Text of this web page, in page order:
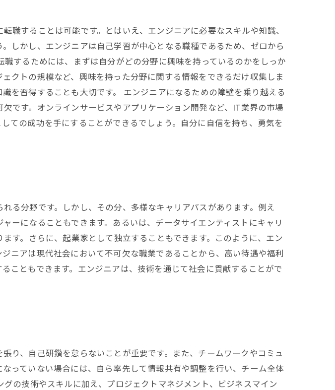
職することは可能です。とはいえ、エンジニアに必要なスキルや知識、
しかし、エンジニアは自己学習が中心となる職種であるため、ゼロから
するためには、まずは自分がどの分野に興味を持っているのかをしっか
クトの規模など、興味を持った分野に関する情報をできるだけ収集しま
を習得することも大切です。 エンジニアになるための障壁を乗り越える
です。オンラインサービスやアプリケーション開発など、IT業界の市場
ての成功を手にすることができるでしょう。自分に自信を持ち、勇気を
る分野です。しかし、その分、多様なキャリアパスがあります。例え
ーになることもできます。あるいは、データサイエンティストにキャリ
す。さらに、起業家として独立することもできます。このように、エン
ニアは現代社会において不可欠な職業であることから、高い待遇や福利
こともできます。エンジニアは、技術を通じて社会に貢献することがで
り、自己研鑽を怠らないことが重要です。また、チームワークやコミュ
っていない場合には、自ら率先して情報共有や調整を行い、チーム全体
の技術やスキルに加え、プロジェクトマネジメント、ビジネスマイン